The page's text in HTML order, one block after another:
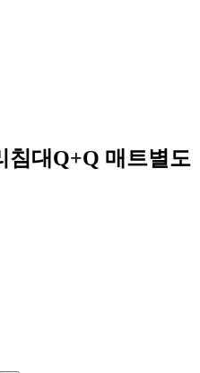
침대Q+Q 매트별도